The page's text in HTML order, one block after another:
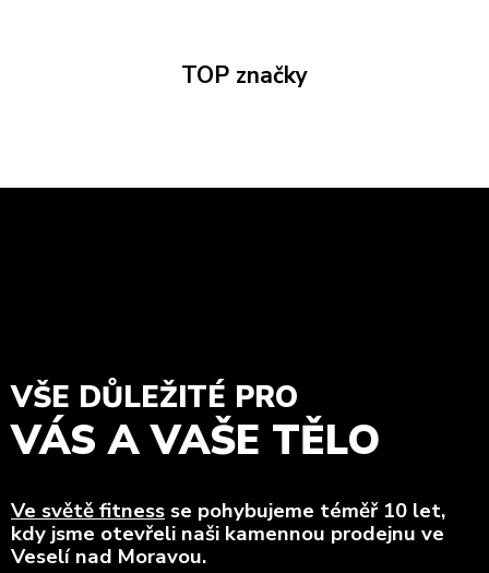
TOP značky
VŠE DŮLEŽITÉ PRO
VÁS A VAŠE TĚLO
Ve světě fitness se pohybujeme téměř 10 let,
kdy jsme otevřeli naši kamennou prodejnu ve
Veselí nad Moravou.